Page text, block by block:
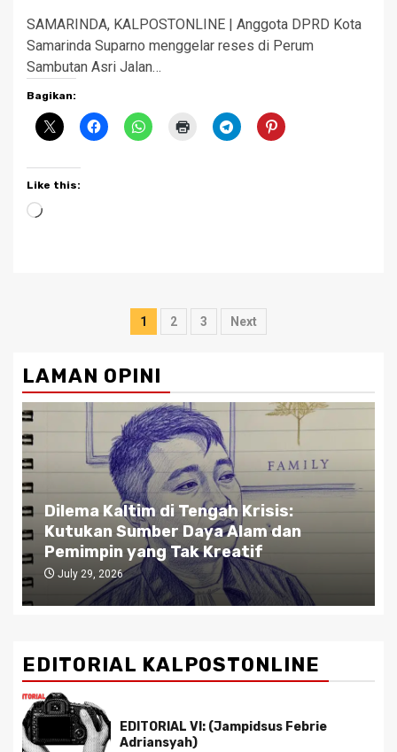
SAMARINDA, KALPOSTONLINE | Anggota DPRD Kota
Samarinda Suparno menggelar reses di Perum
Sambutan Asri Jalan…
Bagikan:
Like this:
Loading…
Posts
1 2 3 Next
LAMAN OPINI
Dilema Kaltim di Tengah Krisis:
Kutukan Sumber Daya Alam dan
Pemimpin yang Tak Kreatif
July 29, 2026
EDITORIAL KALPOSTONLINE
EDITORIAL VI: (Jampidsus Febrie
Adriansyah)